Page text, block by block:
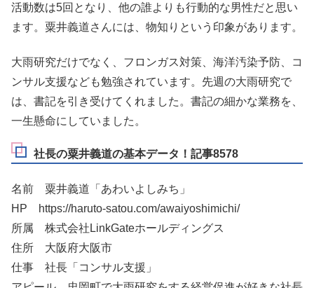
活動数は5回となり、他の誰よりも行動的な男性だと思い
ます。粟井義道さんには、物知りという印象があります。
大雨研究だけでなく、フロンガス対策、海洋汚染予防、コ
ンサル支援なども勉強されています。先週の大雨研究で
は、書記を引き受けてくれました。書記の細かな業務を、
一生懸命にしていました。
社長の粟井義道の基本データ！記事8578
名前 粟井義道「あわいよしみち」
HP https://haruto-satou.com/awaiyoshimichi/
所属 株式会社LinkGateホールディングス
住所 大阪府大阪市
仕事 社長「コンサル支援」